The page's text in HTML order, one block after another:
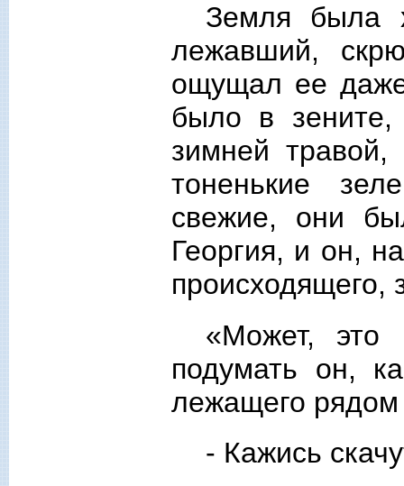
Земля была
лежавший,
ощущал ее
было в зените,
зимней травой,
тоненькие
свежие, они
Георгия, и он,
происходящего,
«Может, это
подумать он,
лежащего рядом
- Кажись